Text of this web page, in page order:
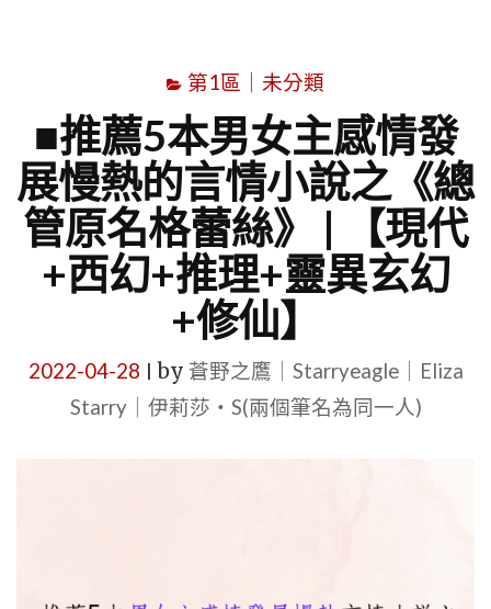
第1區｜未分類
■推薦5本男女主感情發
展慢熱的言情小說之《總
管原名格蕾絲》 | 【現代
+西幻+推理+靈異玄幻
+修仙】
2022-04-28 by 蒼野之鷹｜Starryeagle｜Eliza
Starry｜伊莉莎・S(兩個筆名為同一人)